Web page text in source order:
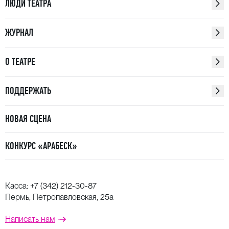
ЛЮДИ ТЕАТРА
ЖУРНАЛ
О ТЕАТРЕ
ПОДДЕРЖАТЬ
НОВАЯ СЦЕНА
КОНКУРС «АРАБЕСК»
Касса: +7 (342) 212-30-87
Пермь, Петропавловская, 25а
Написать нам